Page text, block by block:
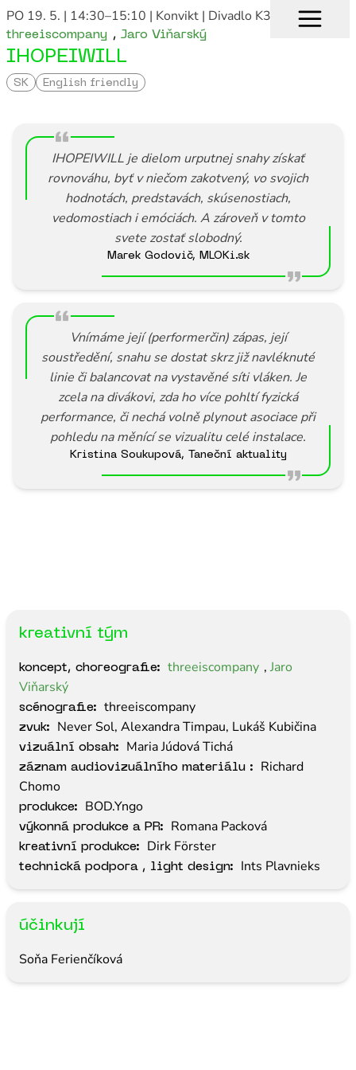
PO 19. 5. | 14:30–15:10 | Konvikt | Divadlo K3
threeiscompany , Jaro Viňarský
IHOPEIWILL
SK English friendly
IHOPEIWILL je dielom urputnej snahy získať
rovnováhu, byť v niečom zakotvený, vo svojich
hodnotách, predstavách, skúsenostiach,
vedomostiach i emóciách. A zároveň v tomto
svete zostať slobodný.
Marek Godovič, MLOKi.sk
Vnímáme její (performerčin) zápas, její
soustředění, snahu se dostat skrz již navléknuté
linie či balancovat na vystavěné síti vláken. Je
zcela na divákovi, zda ho více pohltí fyzická
performance, či nechá volně plynout asociace při
pohledu na měnící se vizualitu celé instalace.
Kristina Soukupová, Taneční aktuality
kreativní tým
koncept, choreografie: threeiscompany , Jaro
Viňarský
scénografie: threeiscompany
zvuk: Never Sol, Alexandra Timpau, Lukáš Kubičina
vizuální obsah: Maria Júdová Tichá
záznam audiovizuálního materiálu :
Richard
Chomo
produkce: BOD.Yngo
výkonná produkce a PR: Romana Packová
kreativní produkce: Dirk Förster
technická podpora , light design: Ints Plavnieks
účinkují
Soňa Ferienčíková